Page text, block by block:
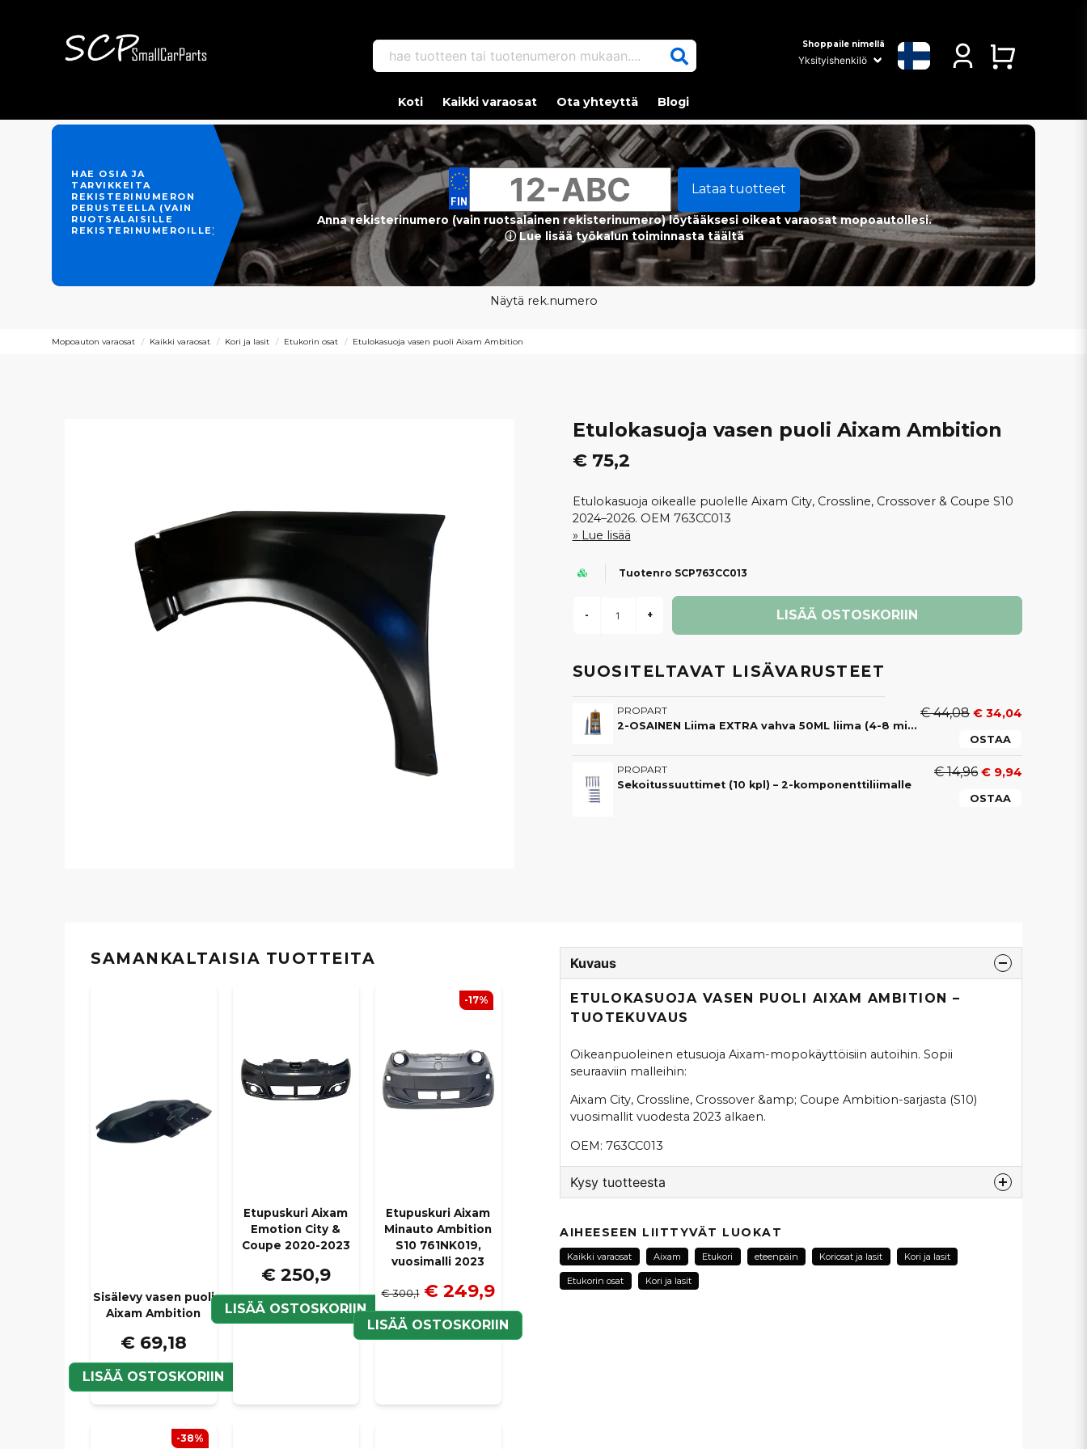
hae tuotteen tai tuotenumeron mukaan.... Shoppaile nimellä
Koti Kaikki varaosat Ota yhteyttä Blogi
HAE OSIA JA
TARVIKKEITA
REKISTERINUMERON
PERUSTEELLA (VAIN
RUOTSALAISILLE
REKISTERINUMEROILLE)
Lataa tuotteet
Anna rekisterinumero (vain ruotsalainen rekisterinumero) löytääksesi oikeat varaosat mopoautollesi.
ⓘ Lue lisää työkalun toiminnasta täältä
Näytä rek.numero
Mopoauton varaosat Kaikki varaosat Kori ja lasit Etukorin osat Etulokasuoja vasen puoli Aixam Ambition
Etulokasuoja vasen puoli Aixam Ambition
€ 75,2
Etulokasuoja oikealle puolelle Aixam City, Crossline, Crossover & Coupe S10
2024–2026. OEM 763CC013
Lue lisää
Tuotenro SCP763CC013
- + LISÄÄ OSTOSKORIIN
SUOSITELTAVAT LISÄVARUSTEET
PROPART
2-OSAINEN Liima EXTRA vahva 50ML liima (4-8 min)
€ 44,08 € 34,04
OSTAA
PROPART
Sekoitussuuttimet (10 kpl) – 2-komponenttiliimalle
€ 14,96 € 9,94
OSTAA
SAMANKALTAISIA ​​TUOTTEITA
Sisälevy vasen puoli
Aixam Ambition
€ 69,18
LISÄÄ OSTOSKORIIN
Etupuskuri Aixam
Emotion City &
Coupe 2020-2023
€ 250,9
LISÄÄ OSTOSKORIIN
Etupuskuri Aixam
Minauto Ambition
S10 761NK019,
vuosimalli 2023
€ 300,1 € 249,9
LISÄÄ OSTOSKORIIN
-17%
-38%
Kuvaus
ETULOKASUOJA VASEN PUOLI AIXAM AMBITION –
TUOTEKUVAUS
Oikeanpuoleinen etusuoja Aixam-mopokäyttöisiin autoihin. Sopii
seuraaviin malleihin:
Aixam City, Crossline, Crossover &amp; Coupe Ambition-sarjasta (S10)
vuosimallit vuodesta 2023 alkaen.
OEM: 763CC013
Kysy tuotteesta
Kysy meiltä tästä tuotteesta...
AIHEESEEN LIITTYVÄT LUOKAT
Kaikki varaosat Aixam Etukori eteenpäin Koriosat ja lasit Kori ja lasit
Etukorin osat Kori ja lasit